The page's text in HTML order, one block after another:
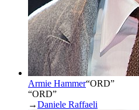
Armie Hammer“ORD”
“ORD”
→Daniele Raffaeli